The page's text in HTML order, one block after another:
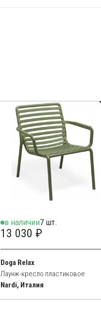
в наличии7 шт.
13 030 ₽
Doga Relax
Лаунж-кресло пластиковое
Nardi, Италия